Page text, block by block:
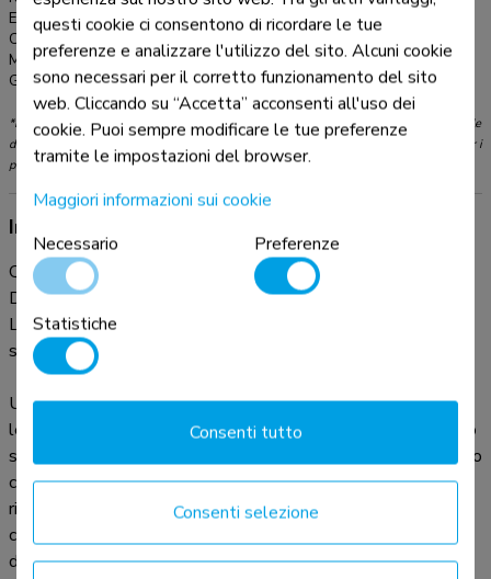
EAN:
8717371448172
Colore:
Materiale principale:
Acciaio
Garanzia:
5 anni
*Nota: le dimensioni in pollici segnalate sono solo indicative, combinate con il peso e le
dimensioni VESA. Il peso massimo e la dimensione VESA sono restrizioni assolute per i
prodotti e non devono essere superati.
Informazioni sul prodotto
Questo braccio porta monitor Neomounts, modello FPMA-
D960DVBLACKPLUS consente di collegare due schermi
LCD/LED/TFT su di una scrivania con la modalità di fissaggio
su piano attraverso un morsetto.
Utilizzate un braccio porta monitor per sfruttare pienamente
le capacità del vostro schermo. È inoltre possibile inclinare lo
schermo in senso verticale, orizzontale e farlo ruotare; questo
crea la posizione ergonomica di lavoro ideale riducendo il
rischio di mal di schiena e al collo. I cavi possono essere
collocati sulla parte inferiore del braccio e su quella verticale
del palo.
questi cookie ci consentono di ricordare le tue
preferenze e analizzare l'utilizzo del sito. Alcuni cookie
sono necessari per il corretto funzionamento del sito
web. Cliccando su “Accetta” acconsenti all'uso dei
cookie. Puoi sempre modificare le tue preferenze
tramite le impostazioni del browser.
Maggiori informazioni sui cookie
Necessario
Preferenze
Statistiche
Consenti selezione
Consenti tutto